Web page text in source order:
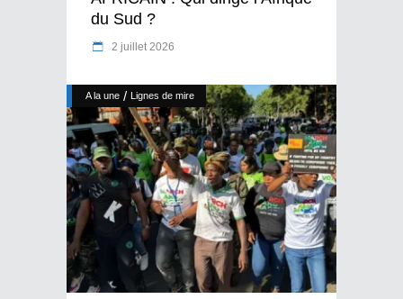
du Sud ?
2 juillet 2026
A la une / Lignes de mire